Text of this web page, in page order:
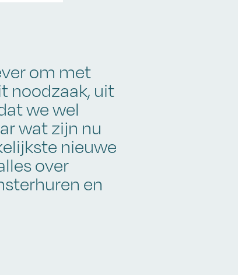
om met
noodzaak, uit
we wel
wat zijn nu
nieuwe
over
en